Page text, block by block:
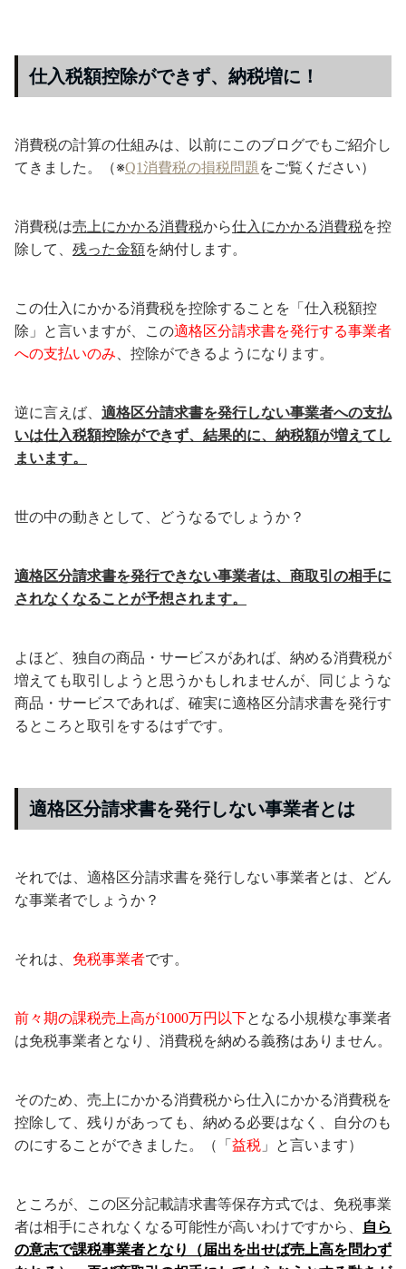
仕入税額控除ができず、納税増に！
消費税の計算の仕組みは、以前にこのブログでもご紹介し
てきました。（※Q1消費税の損税問題 をご覧ください）
消費税は売上にかかる消費税から仕入にかかる消費税を控
除して、 残った金額を納付します。
この仕入にかかる消費税を控除することを「仕入税額控
除」と言いますが、この適格区分請求書を発行する事業者
への支払いのみ 、控除ができるようになります。
逆に言えば、 適格区分請求書を発行しない事業者への支払
いは仕入税額控除ができず、結果的に、納税額が増えてし
まいます。
世の中の動きとして、どうなるでしょうか？
適格区分請求書を発行できない事業者は、商取引の相手に
されなくなることが予想されます。
よほど、独自の商品・サービスがあれば、納める消費税が
増えても取引しようと思うかもしれませんが、同じような
商品・サービスであれば、確実に適格区分請求書を発行す
るところと取引をするはずです。
適格区分請求書を発行しない事業者とは
それでは、適格区分請求書を発行しない事業者とは、どん
な事業者でしょうか？
それは、 免税事業者です。
前々期の課税売上高が1000万円以下となる小規模な事業者
は免税事業者となり、消費税を納める義務はありません。
そのため、売上にかかる消費税から仕入にかかる消費税を
控除して、残りがあっても、納める必要はなく、自分のも
のにすることができました。（「 益税 」と言います）
ところが、この区分記載請求書等保存方式では、免税事業
者は相手にされなくなる可能性が高いわけですから、
自ら
の意志で課税事業者となり（届出を出せば売上高を問わず